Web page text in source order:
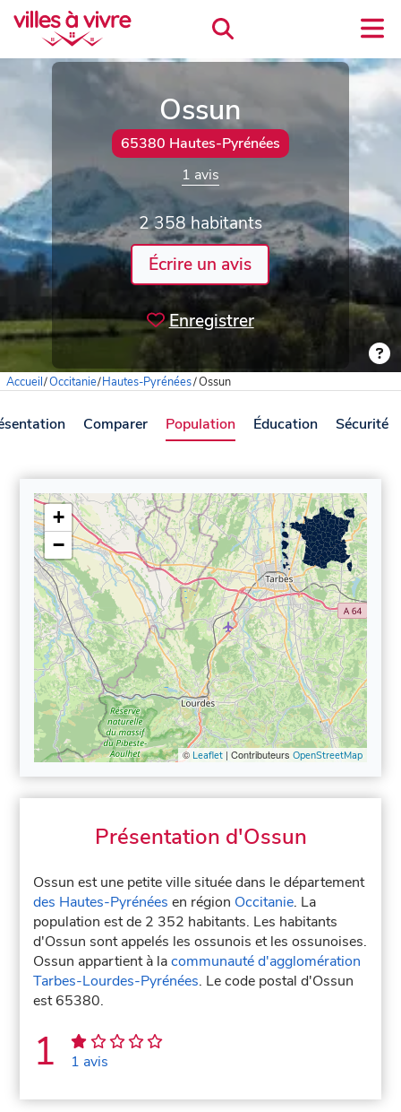
Ossun
65380 Hautes-Pyrénées
1 avis
2 358 habitants
Écrire un avis
Enregistrer
Accueil/Occitanie/Hautes-Pyrénées/Ossun
Comparer Population Éducation Sécurité
+
−
© Leaflet| Contributeurs OpenStreetMap
Présentation d'Ossun
Ossun est une petite ville située dans le département
des Hautes-Pyrénées en région Occitanie. La
population est de 2 352 habitants. Les habitants
d'Ossun sont appelés les ossunois et les ossunoises.
Ossun appartient à lacommunauté d'agglomération
Tarbes-Lourdes-Pyrénées. Le code postal d'Ossun
est 65380.
1 1 avis